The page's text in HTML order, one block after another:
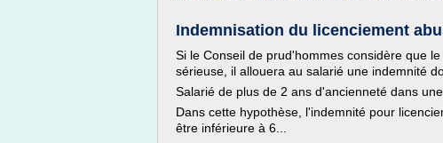
Indemnisation du licenciement
Si le Conseil de prud'hommes considère que
sérieuse, il allouera au salarié une indemnité
Salarié de plus de 2 ans d'ancienneté dans
Dans cette hypothèse, l'indemnité pour
être inférieure à 6...